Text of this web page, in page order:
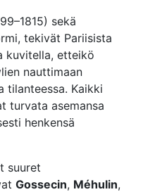
sekä
tekivät Pariisista
kuvitella, etteikö
nauttimaan
tilanteessa. Kaikki
turvata asemansa
henkensä
suuret
Gossecin, Méhulin,